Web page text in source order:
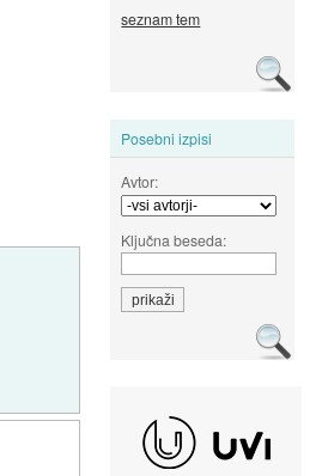
seznam tem
Posebni izpisi
Avtor:
Ključna beseda: